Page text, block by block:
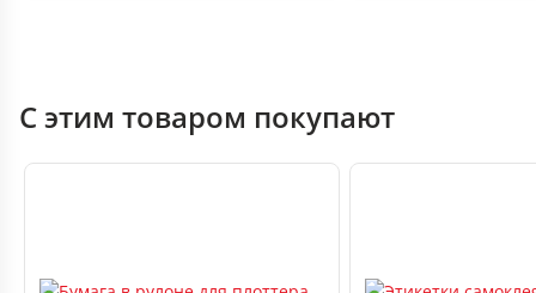
С этим товаром покупают